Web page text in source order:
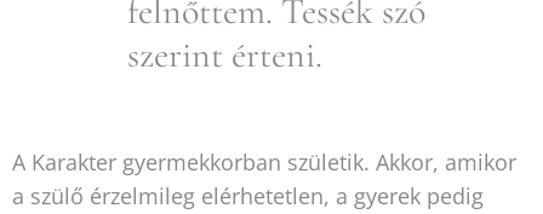
felnőttem. Tessék szó
szerint érteni.
A Karakter gyermekkorban születik. Akkor, amikor
a szülő érzelmileg elérhetetlen, a gyerek pedig